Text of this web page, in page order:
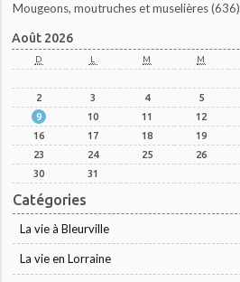
Mougeons, moutruches et muselières (636)
Août 2026
D L M M
2
3 4 5
9
10 11 12
16
17 18 19
23
24 25 26
30
31
Catégories
La vie à Bleurville
La vie en Lorraine